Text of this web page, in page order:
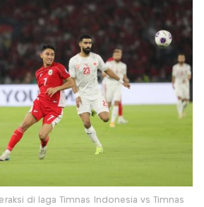
di laga Timnas Indonesia vs Timnas